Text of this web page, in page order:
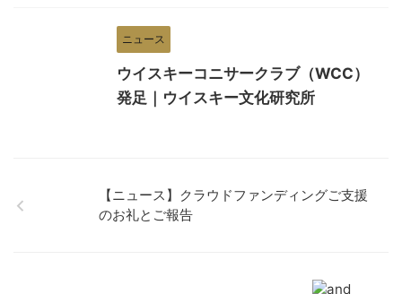
ニュース
ウイスキーコニサークラブ（WCC）
発足｜ウイスキー文化研究所
【ニュース】クラウドファンディングご支援
のお礼とご報告